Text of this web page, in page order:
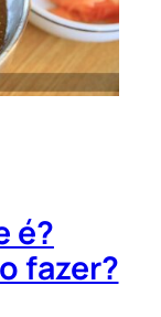
é?
fazer?